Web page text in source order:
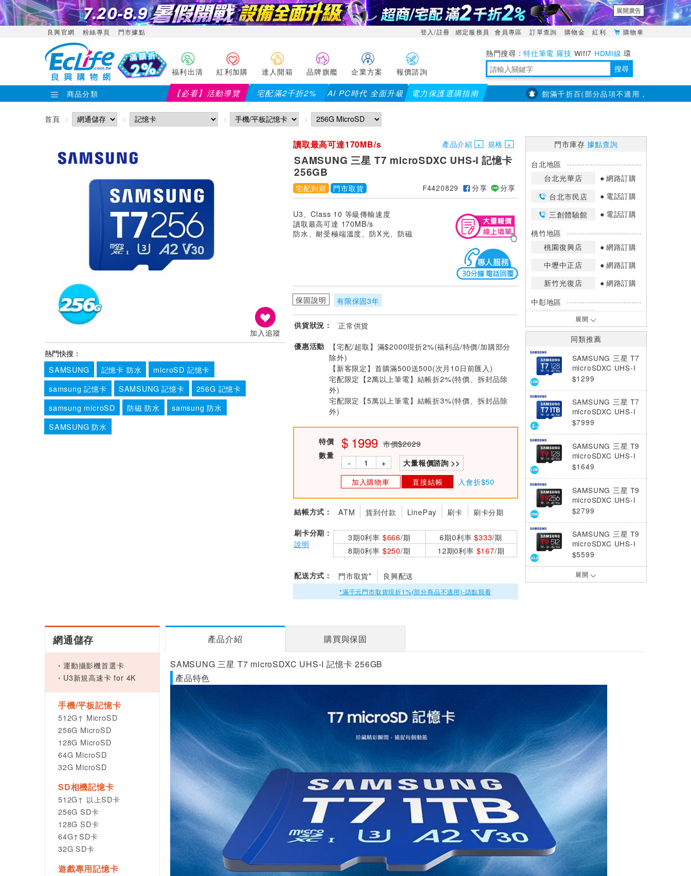
展開廣告
良興官網 粉絲專頁 門市據點 登入/註冊 綁定服務員 會員專區 訂單查詢 購物金 紅利 購物車
福利出清 紅利加購 達人開箱 品牌旗艦 企業方案 報價諮詢
特仕筆電 羅技 Wifi7 HDMI線 環
境量測 明緯POWER 搜尋
商品分類 【必看】活動導覽 宅配滿2千折2% AI PC時代 全面升級 電力保護選購指南【PX大通】全館滿千折百(部分品項不適用，滿2千折200...)
首頁
加入追蹤
熱門快搜：
SAMSUNG
記憶卡 防水
microSD 記憶卡
samsung 記憶卡
SAMSUNG 記憶卡
256G 記憶卡
samsung microSD
防磁 防水
samsung 防水
SAMSUNG 防水
讀取最高可達170MB/s 產品介紹 規格
SAMSUNG 三星 T7 microSDXC UHS-I 記憶卡
256GB
宅配到府 門市取貨 F4420829 分享 分享
U3、Class 10 等級傳輸速度
讀取最高可達 170MB/s
防水、耐受極端溫度、防X光、防磁
保固說明 有限保固3年
供貨狀況： 正常供貨
優惠活動
【宅配/超取】滿$2000現折2%(福利品/特價/加購部分
除外)
【新客限定】首購滿500送500(次月10日前匯入)
宅配限定【2萬以上筆電】結帳折2%(特價、拆封品除
外)
宅配限定【5萬以上筆電】結帳折3%(特價、拆封品除
外)
特價 1999 市價$2629
數量
- + 大量報價諮詢 >>
加入購物車 直接結帳 入會折$50
結帳方式： ATM 貨到付款 LinePay 刷卡 刷卡分期
刷卡分期：
說明
3期0利率 $666/期 6期0利率$333/期
8期0利率 $250/期 12期0利率 $167/期
配送方式： 門市取貨* 良興配送
*滿千元門市取貨現折1%(部分商品不適用)-請點我看
門市庫存據點查詢
台北地區
台北光華店
網路訂購
台北市民店
電話訂購
三創體驗館
電話訂購
桃竹地區
桃園復興店
網路訂購
中壢中正店
網路訂購
新竹光復店
網路訂購
中彰地區
台中英才店
嘉南地區
高雄中華店
高雄鳳山店
網路訂購
*庫存數量：網路訂購(0)、少量庫存
(1~2)、現貨充足(3以上)。
*門市庫存以店內實際數量為準，可使
用專人服務或撥打門市電話洽詢。
展開
同類推薦
SAMSUNG 三星 T7
microSDXC UHS-I
記憶卡 128GB
$1299
SAMSUNG 三星 T7
microSDXC UHS-I
記憶卡 1TB
$7999
SAMSUNG 三星 T9
microSDXC UHS-I
記憶卡 128GB
$1649
SAMSUNG 三星 T9
microSDXC UHS-I
記憶卡 256G
$2799
SAMSUNG 三星 T9
microSDXC UHS-I
記憶卡 512G
$5599
SAMSUNG 三星 T7
GB 記憶卡
$1799
Samsung三星 Pro
Endurance microS
D 128GB 記憶卡
$1799
Samsung三星 EVO
Plus microSD 1TB
記憶卡
$5799
展開
網通儲存
運動攝影機首選卡
U3新規高速卡 for 4K
手機/平板記憶卡
512G↑ MicroSD
256G MicroSD
128G MicroSD
64G MicroSD
32G MicroSD
SD相機記憶卡
512G↑ 以上SD卡
256G SD卡
128G SD卡
64G↑SD卡
32G SD卡
遊戲專用記憶卡
產品介紹 購買與保固
SAMSUNG 三星 T7 microSDXC UHS-I 記憶卡 256GB
產品特色